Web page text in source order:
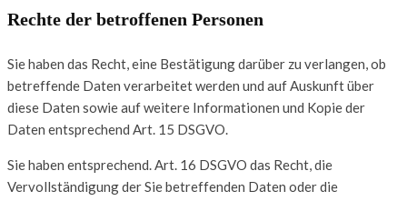
Rechte der betroffenen Personen
Sie haben das Recht, eine Bestätigung darüber zu verlangen, ob
betreffende Daten verarbeitet werden und auf Auskunft über
diese Daten sowie auf weitere Informationen und Kopie der
Daten entsprechend Art. 15 DSGVO.
Sie haben entsprechend. Art. 16 DSGVO das Recht, die
Vervollständigung der Sie betreffenden Daten oder die